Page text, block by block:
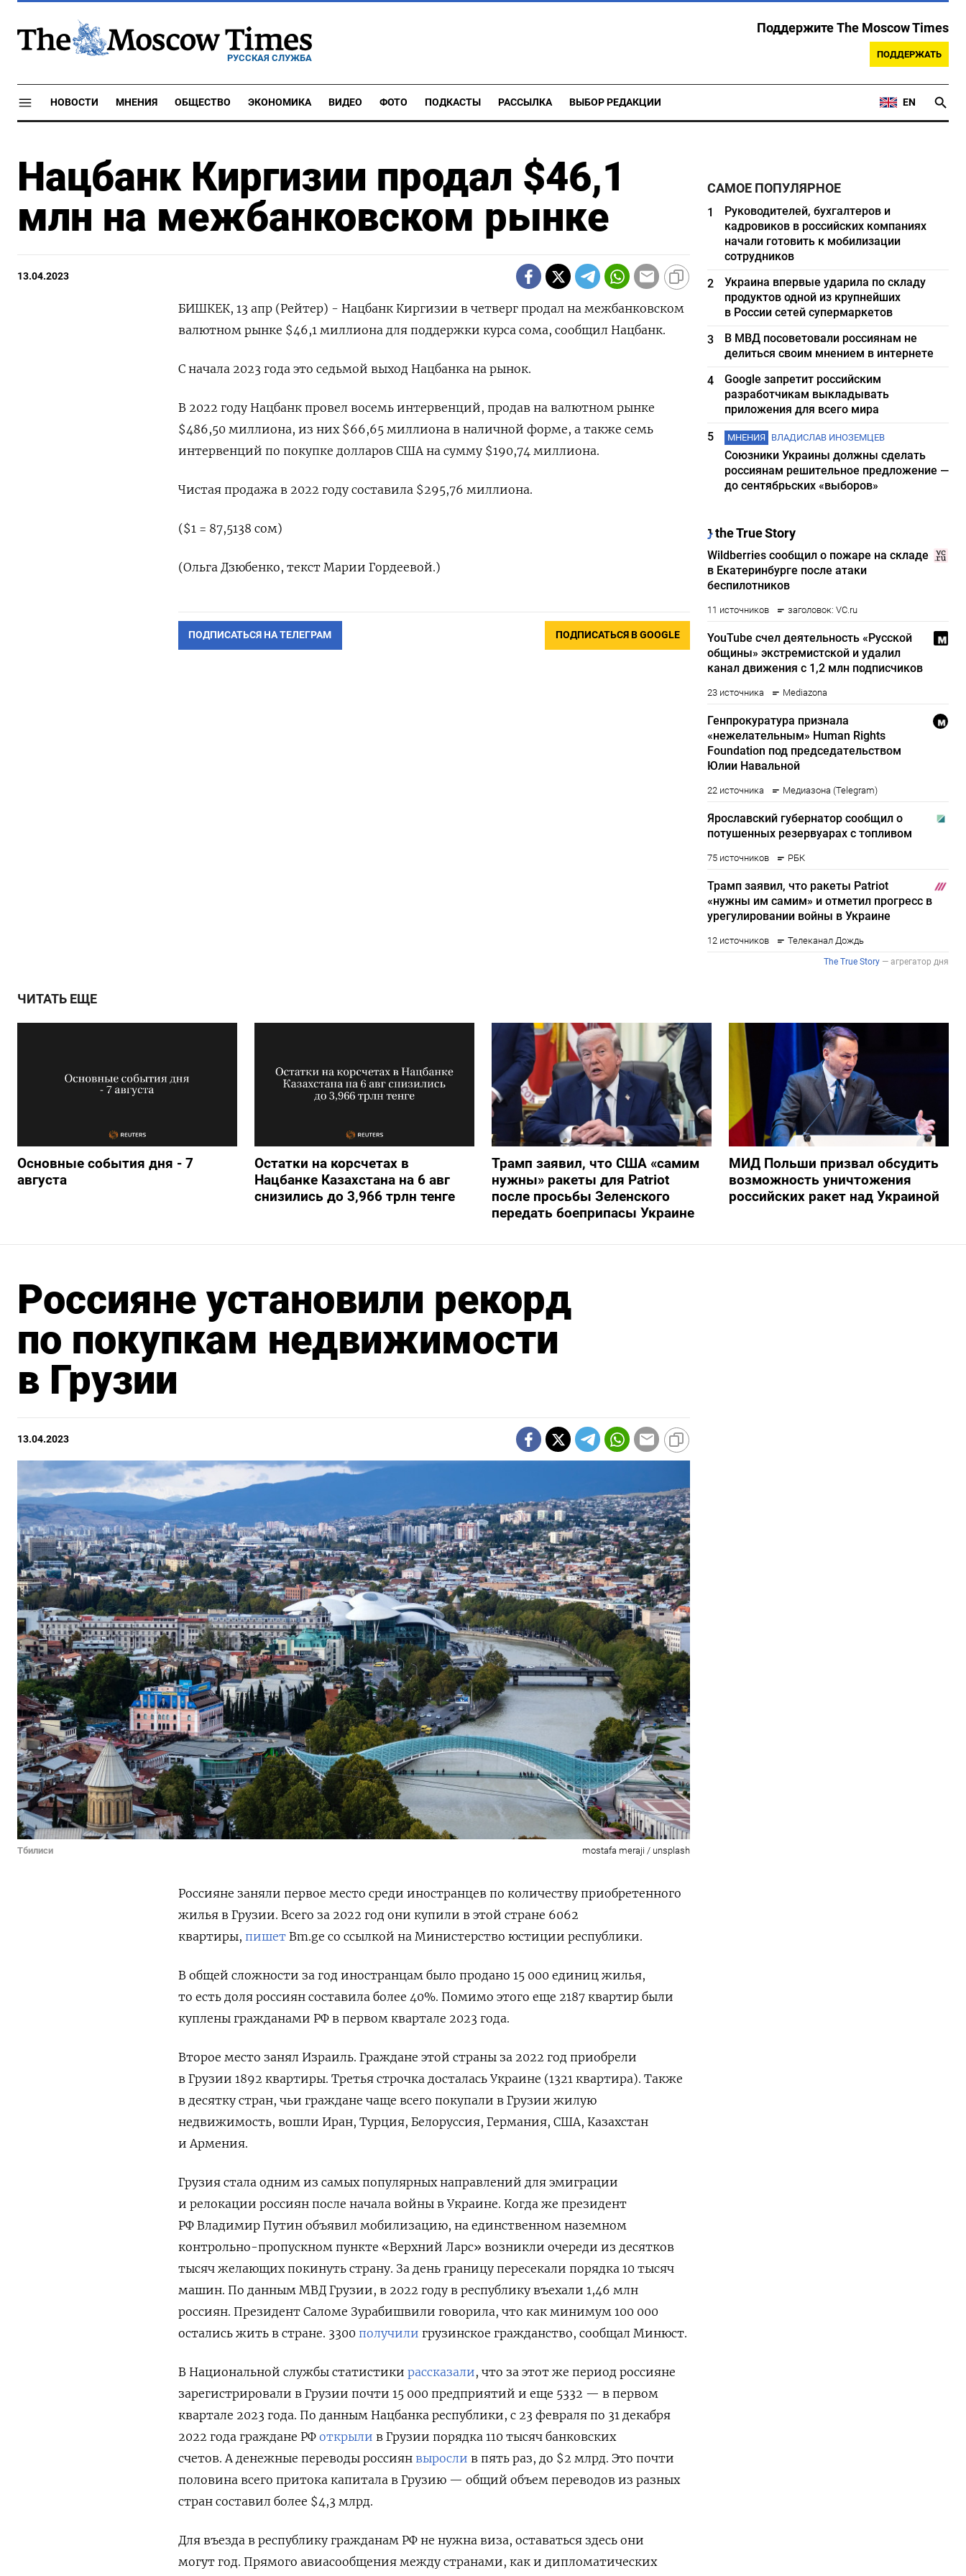
РУССКАЯ СЛУЖБА
Поддержите The Moscow Times
ПОДДЕРЖАТЬ
НОВОСТИ МНЕНИЯ ОБЩЕСТВО ЭКОНОМИКА ВИДЕО ФОТО ПОДКАСТЫ РАССЫЛКА ВЫБОР РЕДАКЦИИ EN
Нацбанк Киргизии продал $46,1
млн на межбанковском рынке
13.04.2023
БИШКЕК, 13 апр (Рейтер) - Нацбанк Киргизии в четверг продал на межбанковском
валютном рынке $46,1 миллиона для поддержки курса сома, сообщил Нацбанк.
С начала 2023 года это седьмой выход Нацбанка на рынок.
В 2022 году Нацбанк провел восемь интервенций, продав на валютном рынке
$486,50 миллиона, из них $66,65 миллиона в наличной форме, а также семь
интервенций по покупке долларов США на сумму $190,74 миллиона.
Чистая продажа в 2022 году составила $295,76 миллиона.
($1 = 87,5138 сом)
(Ольга Дзюбенко, текст Марии Гордеевой.)
ПОДПИСАТЬСЯ НА ТЕЛЕГРАМ ПОДПИСАТЬСЯ В GOOGLE
САМОЕ ПОПУЛЯРНОЕ
1
Руководителей, бухгалтеров и
кадровиков в российских компаниях
начали готовить к мобилизации
сотрудников
2
Украина впервые ударила по складу
продуктов одной из крупнейших
в России сетей супермаркетов
3
В МВД посоветовали россиянам не
делиться своим мнением в интернете
4
Google запретит российским
разработчикам выкладывать
приложения для всего мира
5
МНЕНИЯ ВЛАДИСЛАВ ИНОЗЕМЦЕВ
Союзники Украины должны сделать
россиянам решительное предложение —
до сентябрьских «выборов»
ЧИТАТЬ ЕЩЕ
Основные события дня - 7
августа
Остатки на корсчетах в
Нацбанке Казахстана на 6 авг
снизились до 3,966 трлн тенге
Трамп заявил, что США «самим
нужны» ракеты для Patriot
после просьбы Зеленского
передать боеприпасы Украине
МИД Польши призвал обсудить
возможность уничтожения
российских ракет над Украиной
Россияне установили рекорд
по покупкам недвижимости
в Грузии
13.04.2023
Тбилиси mostafa meraji / unsplash
Россияне заняли первое место среди иностранцев по количеству приобретенного
жилья в Грузии. Всего за 2022 год они купили в этой стране 6062
квартиры, пишет Bm.ge со ссылкой на Министерство юстиции республики.
В общей сложности за год иностранцам было продано 15 000 единиц жилья,
то есть доля россиян составила более 40%. Помимо этого еще 2187 квартир были
куплены гражданами РФ в первом квартале 2023 года.
Второе место занял Израиль. Граждане этой страны за 2022 год приобрели
в Грузии 1892 квартиры. Третья строчка досталась Украине (1321 квартира). Также
в десятку стран, чьи граждане чаще всего покупали в Грузии жилую
недвижимость, вошли Иран, Турция, Белоруссия, Германия, США, Казахстан
и Армения.
Грузия стала одним из самых популярных направлений для эмиграции
и релокации россиян после начала войны в Украине. Когда же президент
РФ Владимир Путин объявил мобилизацию, на единственном наземном
контрольно-пропускном пункте «Верхний Ларс» возникли очереди из десятков
тысяч желающих покинуть страну. За день границу пересекали порядка 10 тысяч
машин. По данным МВД Грузии, в 2022 году в республику въехали 1,46 млн
россиян. Президент Саломе Зурабишвили говорила, что как минимум 100 000
остались жить в стране. 3300 получили грузинское гражданство, сообщал Минюст.
В Национальной службы статистики рассказали, что за этот же период россияне
зарегистрировали в Грузии почти 15 000 предприятий и еще 5332 — в первом
квартале 2023 года. По данным Нацбанка республики, с 23 февраля по 31 декабря
2022 года граждане РФ открыли в Грузии порядка 110 тысяч банковских
счетов. А денежные переводы россиян выросли в пять раз, до $2 млрд. Это почти
половина всего притока капитала в Грузию — общий объем переводов из разных
стран составил более $4,3 млрд.
Для въезда в республику гражданам РФ не нужна виза, оставаться здесь они
могут год. Прямого авиасообщения между странами, как и дипломатических